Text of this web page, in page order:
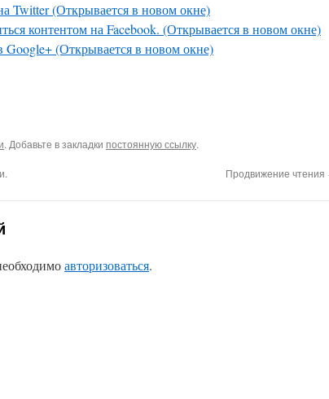
Twitter (Открывается в новом окне)
контентом на Facebook. (Открывается в новом окне)
(Открывается в новом окне)
. Добавьте в закладки постоянную ссылку.
Продвижение чтения
авторизоваться.